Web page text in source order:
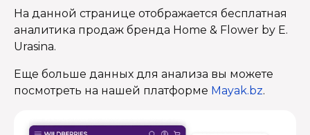
На данной странице отображается бесплатная
аналитика продаж бренда Home & Flower by E.
Urasina.
Еще больше данных для анализа вы можете
посмотреть на нашей платформе Mayak.bz.